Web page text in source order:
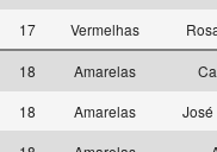
17 Vermelhas
18 Amarelas
18 Amarelas